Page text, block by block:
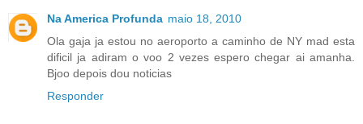
Na America Profunda maio 18, 2010
Ola gaja ja estou no aeroporto a caminho de NY mad esta
dificil ja adiram o voo 2 vezes espero chegar ai amanha.
Bjoo depois dou noticias
Responder